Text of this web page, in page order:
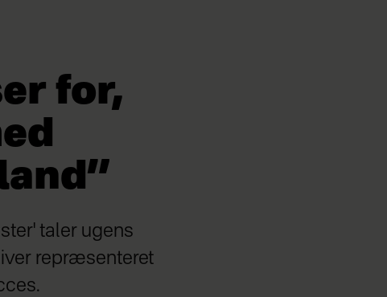
for,
taler ugens
repræsenteret